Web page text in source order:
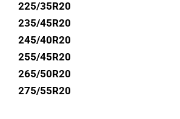
225/35R20
235/45R20
245/40R20
255/45R20
265/50R20
275/55R20